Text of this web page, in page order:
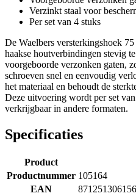
Verzinkt staal voor
Per set van 4 stuks
De Waelbers versterkingshoek
haakse houtverbindingen stevig
voorgeboorde verzonken gaten,
schroeven snel en eenvoudig
het materiaal en behoudt de
Deze uitvoering wordt per set
verkrijgbaar in andere formaten.
Specificaties
Product
Productnummer 105164
EAN